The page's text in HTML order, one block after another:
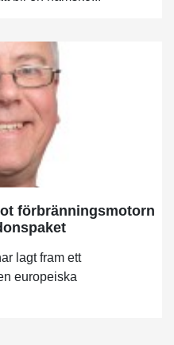
förbränningsmotorn
lagt fram ett
europeiska